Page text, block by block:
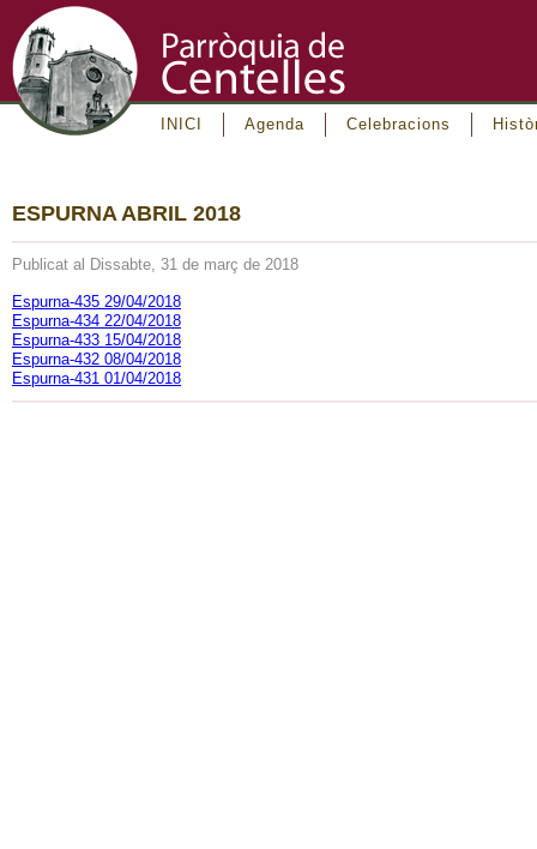
INICI Agenda Celebracions
ESPURNA ABRIL 2018
Publicat al Dissabte, 31 de març de 2018
Espurna-435 29/04/2018
Espurna-434 22/04/2018
Espurna-433 15/04/2018
Espurna-432 08/04/2018
Espurna-431 01/04/2018